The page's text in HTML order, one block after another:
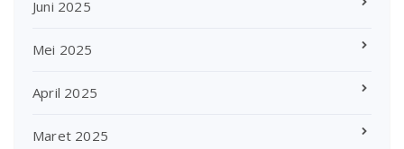
Juni 2025
Mei 2025
April 2025
Maret 2025